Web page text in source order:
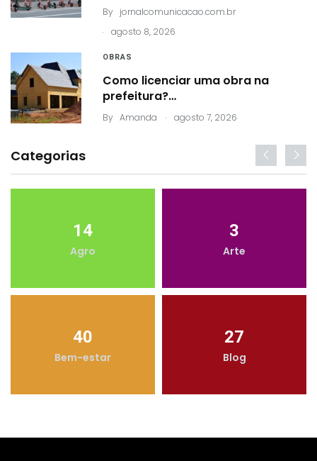
By jornalcomunicacao.com.br
.
agosto 8, 2026
OBRAS
Como licenciar uma obra na
prefeitura?…
By Amanda . agosto 7, 2026
Categorias
14
Agro
3
Arte
40
Bem-estar
27
Blog